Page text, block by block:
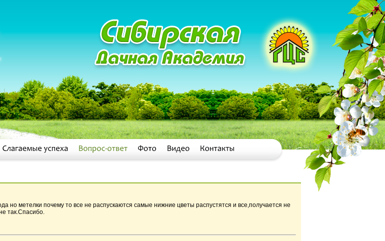
но метелки почему то все не распускаются самые нижние цветы распустятся и все,получается не
так.Спасибо.